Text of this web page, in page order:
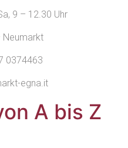
9 – 12.30 Uhr
Neumarkt
0374463
egna.it
A bis Z